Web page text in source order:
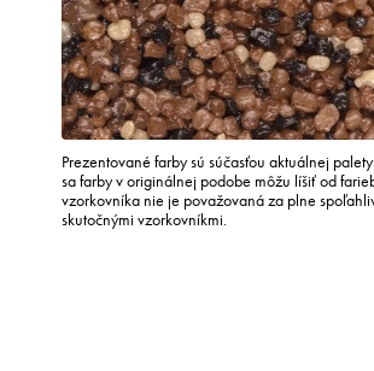
Prezentované farby sú súčasťou aktuálnej
sa farby v originálnej podobe môžu líšiť od
vzorkovníka nie je považovaná za plne
skutočnými vzorkovníkmi.